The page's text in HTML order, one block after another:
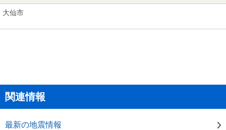
大仙市
関連情報
最新の地震情報